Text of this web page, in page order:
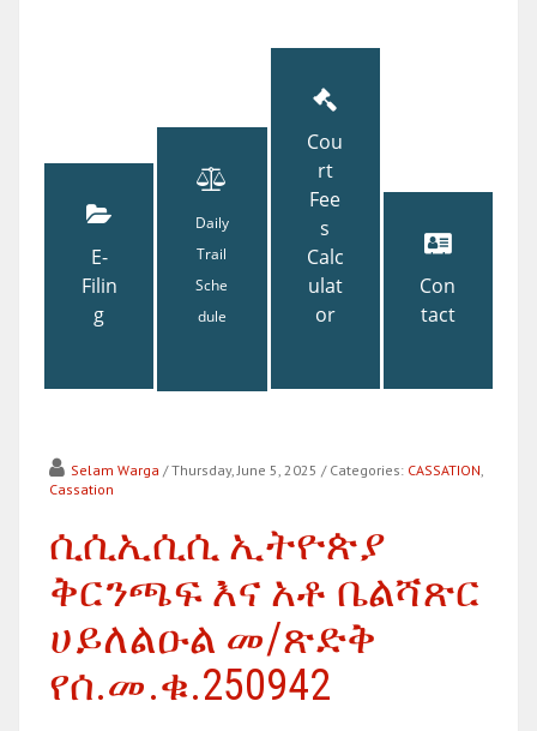
E-
Filin
g
Daily
Trail
Sche
dule
Cou
rt
Fee
s
Calc
ulat
or
Con
tact
Selam Warga / Thursday, June 5, 2025 / Categories: CASSATION,
Cassation
ሲሲኢሲሲ ኢትዮጵያ
ቅርንጫፍ እና አቶ ቤልሻጽር
ሀይለልዑል መ/ጽድቅ
የሰ.መ.ቁ.250942